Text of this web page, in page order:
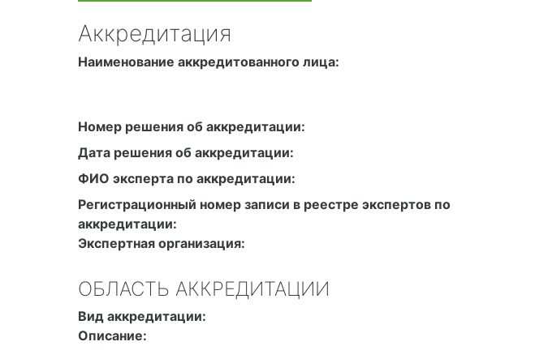
Аккредитация
Наименование аккредитованного лица:
Номер решения об аккредитации:
Дата решения об аккредитации:
ФИО эксперта по аккредитации:
Регистрационный номер записи в реестре экспертов по
аккредитации:
Экспертная организация:
ОБЛАСТЬ АККРЕДИТАЦИИ
Вид аккредитации:
Описание: